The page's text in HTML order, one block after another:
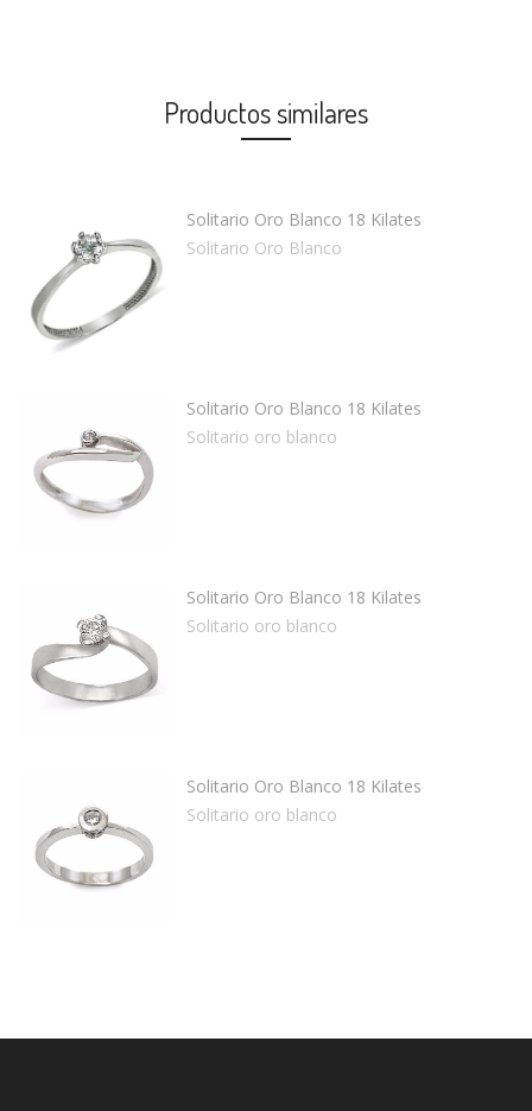
Productos similares
Solitario Oro Blanco 18 Kilates
Solitario Oro Blanco
Solitario Oro Blanco 18 Kilates
Solitario oro blanco
Solitario Oro Blanco 18 Kilates
Solitario oro blanco
Solitario Oro Blanco 18 Kilates
Solitario oro blanco